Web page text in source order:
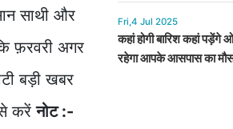
साथी और
फ़रवरी अगर
बड़ी खबर
से करेंनोट :-
Fri,4 Jul 2025
कहां होगी बारिश कहां
रहेगा आपके आसपास का